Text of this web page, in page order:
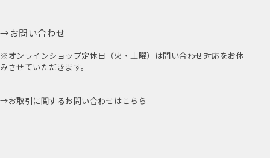
お問い合わせ
※オンラインショップ定休日（火・土曜）は問い合わせ対応をお休
みさせていただきます。
お取引に関するお問い合わせはこちら